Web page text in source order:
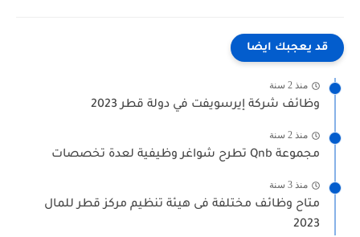
قد يعجبك ايضا
منذ 2 سنة
وظائف شركة إيرسويفت في دولة قطر 2023
منذ 2 سنة
مجموعة Qnb تطرح شواغر وظيفية لعدة تخصصات
منذ 3 سنة
متاح وظائف مختلفة فى هيئة تنظيم مركز قطر للمال
2023